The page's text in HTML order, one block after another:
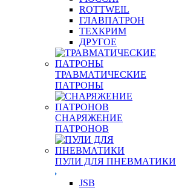
ROTTWEIL
ГЛАВПАТРОН
ТЕХКРИМ
ДРУГОЕ
ТРАВМАТИЧЕСКИЕ
ПАТРОНЫ
СНАРЯЖЕНИЕ
ПАТРОНОВ
ПУЛИ ДЛЯ ПНЕВМАТИКИ
JSB